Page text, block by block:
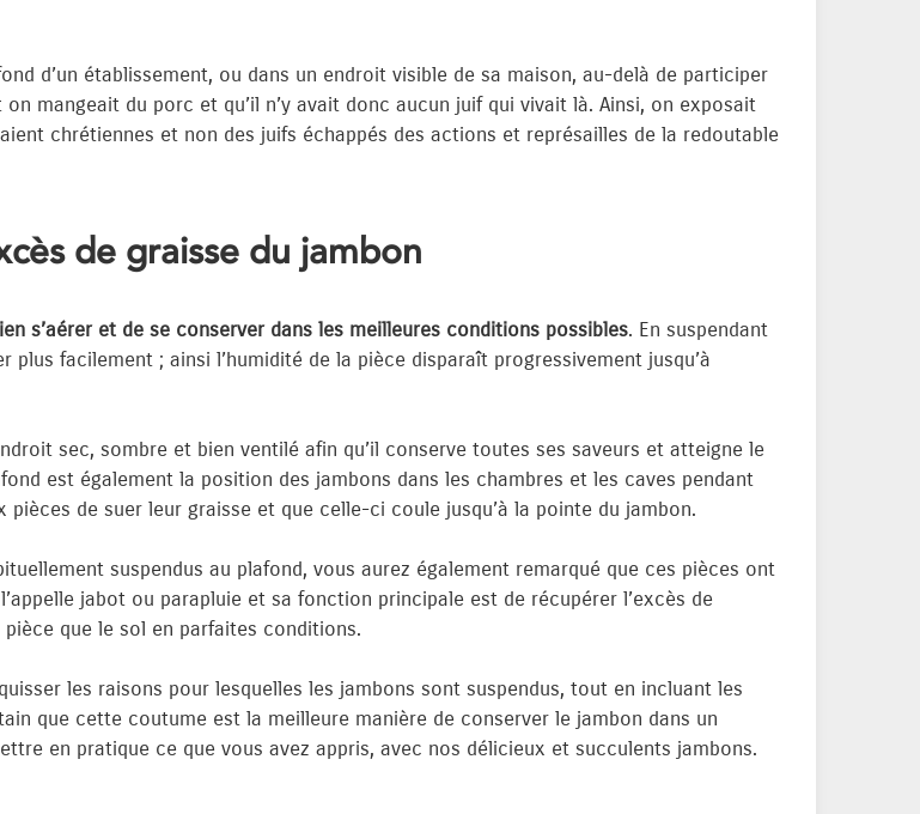
d’un établissement, ou dans un endroit visible de sa maison, au-delà de participer
mangeait du porc et qu’il n’y avait donc aucun juif qui vivait là. Ainsi, on exposait
chrétiennes et non des juifs échappés des actions et représailles de la redoutable
de graisse du jambon
s’aérer et de se conserver dans les meilleures conditions possibles. En suspendant
facilement ; ainsi l’humidité de la pièce disparaît progressivement jusqu’à
sec, sombre et bien ventilé afin qu’il conserve toutes ses saveurs et atteigne le
est également la position des jambons dans les chambres et les caves pendant
de suer leur graisse et que celle-ci coule jusqu’à la pointe du jambon.
suspendus au plafond, vous aurez également remarqué que ces pièces ont
jabot ou parapluie et sa fonction principale est de récupérer l’excès de
que le sol en parfaites conditions.
les raisons pour lesquelles les jambons sont suspendus, tout en incluant les
que cette coutume est la meilleure manière de conserver le jambon dans un
en pratique ce que vous avez appris, avec nos délicieux et succulents jambons.